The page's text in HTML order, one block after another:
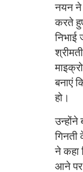
नयन ने
करते
निभाई
बनाएं
हो।
उन्होंने
गिनती
ने कहा
आने पर